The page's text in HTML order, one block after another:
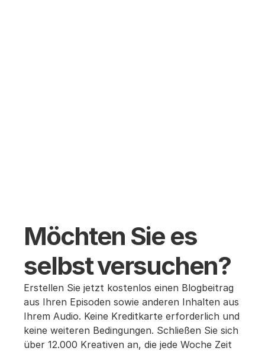
Möchten Sie es
selbst versuchen?
Erstellen Sie jetzt kostenlos einen Blogbeitrag
aus Ihren Episoden sowie anderen Inhalten aus
Ihrem Audio. Keine Kreditkarte erforderlich und
keine weiteren Bedingungen. Schließen Sie sich
über 12.000 Kreativen an, die jede Woche Zeit